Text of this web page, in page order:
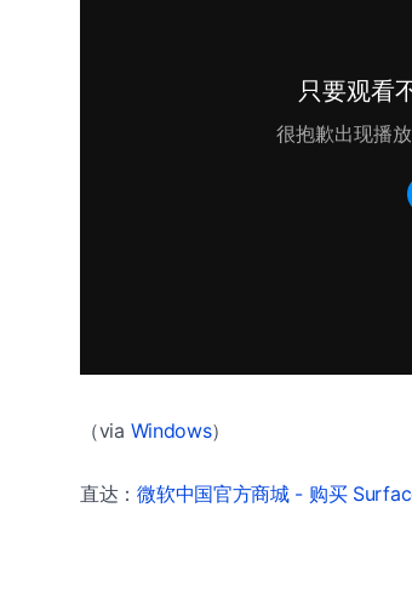
（via Windows）
直达：微软中国官方商城 - 购买